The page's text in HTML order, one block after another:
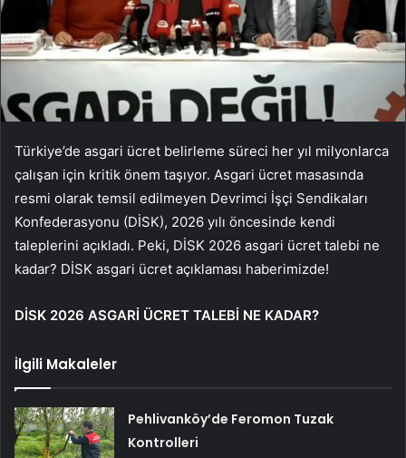
Türkiye’de asgari ücret belirleme süreci her yıl milyonlarca
çalışan için kritik önem taşıyor. Asgari ücret masasında
resmi olarak temsil edilmeyen Devrimci İşçi Sendikaları
Konfederasyonu (DİSK), 2026 yılı öncesinde kendi
taleplerini açıkladı. Peki, DİSK 2026 asgari ücret talebi ne
kadar? DİSK asgari ücret açıklaması haberimizde!
DİSK 2026 ASGARİ ÜCRET TALEBİ NE KADAR?
İlgili Makaleler
Pehlivanköy’de Feromon Tuzak
Kontrolleri